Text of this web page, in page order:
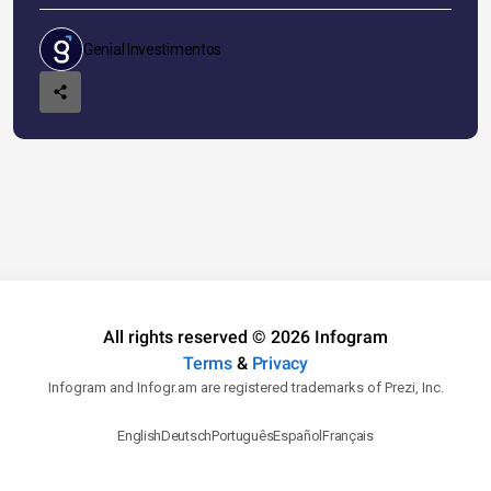
Genial Investimentos
All rights reserved © 2026 Infogram
Terms& Privacy
Infogram and Infogr.am are registered trademarks of Prezi, Inc.
EnglishDeutschPortuguêsEspañolFrançais